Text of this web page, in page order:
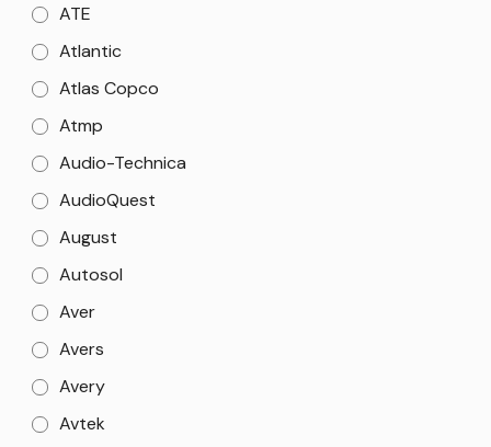
ATE
Atlantic
Atlas Copco
Atmp
Audio-Technica
AudioQuest
August
Autosol
Aver
Avers
Avery
Avtek